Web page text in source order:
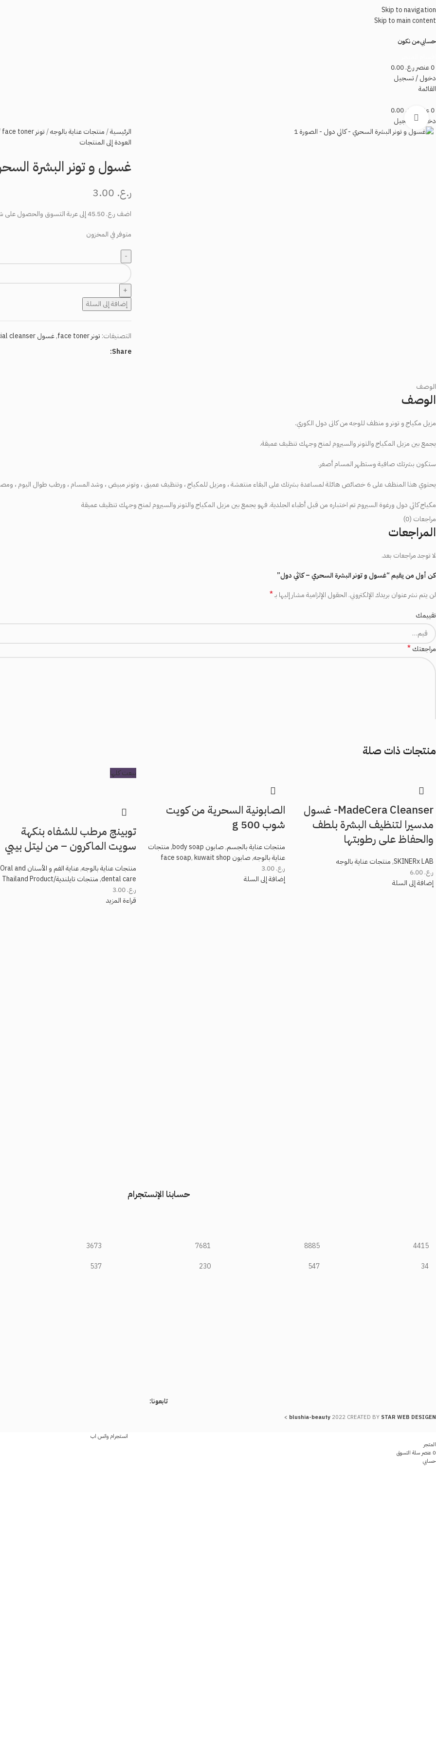
Skip to navigation
Skip to main content
حسابيمن نكون
0عنصر ر.ع.
دخول / تسجيل
القائمة
0عنصر ر.ع.
دخول / تسجيلاضغط للتكبير
الرئيسية منتجات عناية بالوجه تونر face toner
العودة إلى المنتجات
غسول و تونر البشرة
ر.ع.
اضف ر.ع.
إلى عربة التسوق والحصول
متوفر في المخزون
إضافة إلى السلة
التصنيفات: تونر face toner ,غسول facial cleanser
Share:
الوصف
الوصف
مزیل مکیاج و تونر و منظف للوجه من كاتى دول الكوري.
يجمع بين مزيل المكياج والتونر والسيروم لمنح وجهك تنظيف عميقة.
ستكون بشرتك صافية وستظهر المسام أصغر.
يحتوي هذا المنظف على 6 خصائص هائلة لمساعدة بشرتك على البقاء منتعشة ، ومزيل للمكياج ، وتنظيف عميق ، وتونر مبيض ، وشد المسام ، ورطب طوال اليوم ، ومصل فيتامين سي مزيل
مكياج كاثي دول ورغوة السيروم تم اختباره من قبل أطباء الجلدية. فهو يجمع بين مزيل المكياج والتونر والسيروم لمنح وجهك تنظيف عميقة
مراجعات (0)
المراجعات
لا توجد مراجعات بعد.
كن أول من يقيم “غسول و تونر البشرة السحري – كاثي دول”
لن يتم نشر عنوان بريدك الإلكتروني. الحقول الإلزامية مشار إليها بـ*
تقييمك
مراجعتك*
البريد الإلكتروني*
احفظ اسمي، بريدي الإلكتروني، والموقع الإلكتروني في هذا المتصفح لاستخدامها المرة المقبلة في تعليقي.
منتجات ذات صلة
MadeCera Cleanser- غسول
مدسيرا لتنظيف البشرة بلطف
والحفاظ على رطوبتها
SKINERx LAB
, منتجات عناية بالوجه
ر.ع.
إضافة إلى السلة
الصابونية السحرية من كويت
شوب 500 g
منتجات عناية بالجسم, صابون body soap , منتجات
عناية بالوجه, صابون face soap ,kuwait shop
ر.ع.3.00
إضافة إلى السلة
بيعت كلها
توبينج مرطب للشفاه بنكهة
سويت الماكرون – من ليتل بيبي
منتجات عناية بالوجه,
عناية الفم و الأسنان Oral and
dental care
, منتجات تايلندية/Thailand Product
ر.ع.
قراءة المزيد
حسابنا الإنستجرام
4415
34
8885
547
7681
230
3673
537
تابعونا:
blushia-beauty 2022 CREATED BY STAR WEB DESIGEN
>
انستجرام واتس اب
المتجر
0عنصر سلة التسوق
حسابي